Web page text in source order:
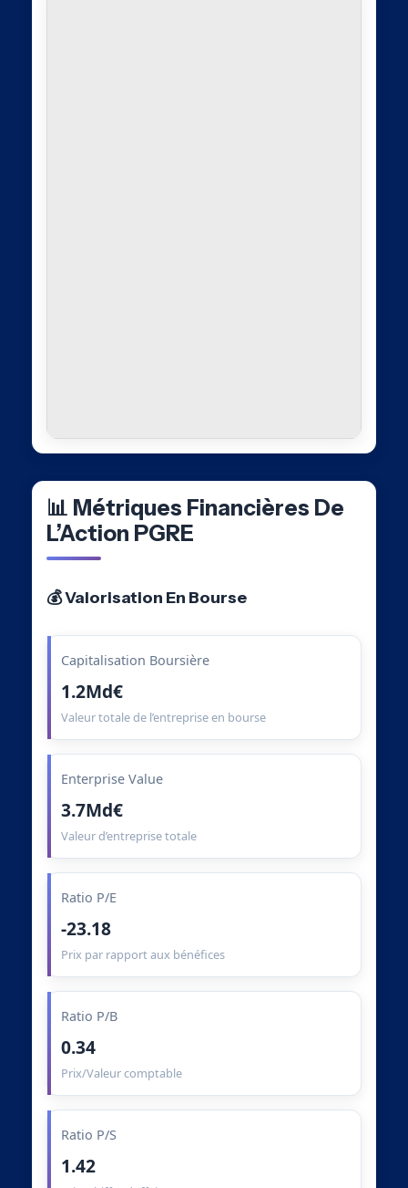
📊 Métriques Financières De
L’Action PGRE
💰 Valorisation En Bourse
Capitalisation Boursière
1.2Md€
Valeur totale de l’entreprise en bourse
Enterprise Value
3.7Md€
Valeur d’entreprise totale
Ratio P/E
-23.18
Prix par rapport aux bénéfices
Ratio P/B
0.34
Prix/Valeur comptable
Ratio P/S
1.42